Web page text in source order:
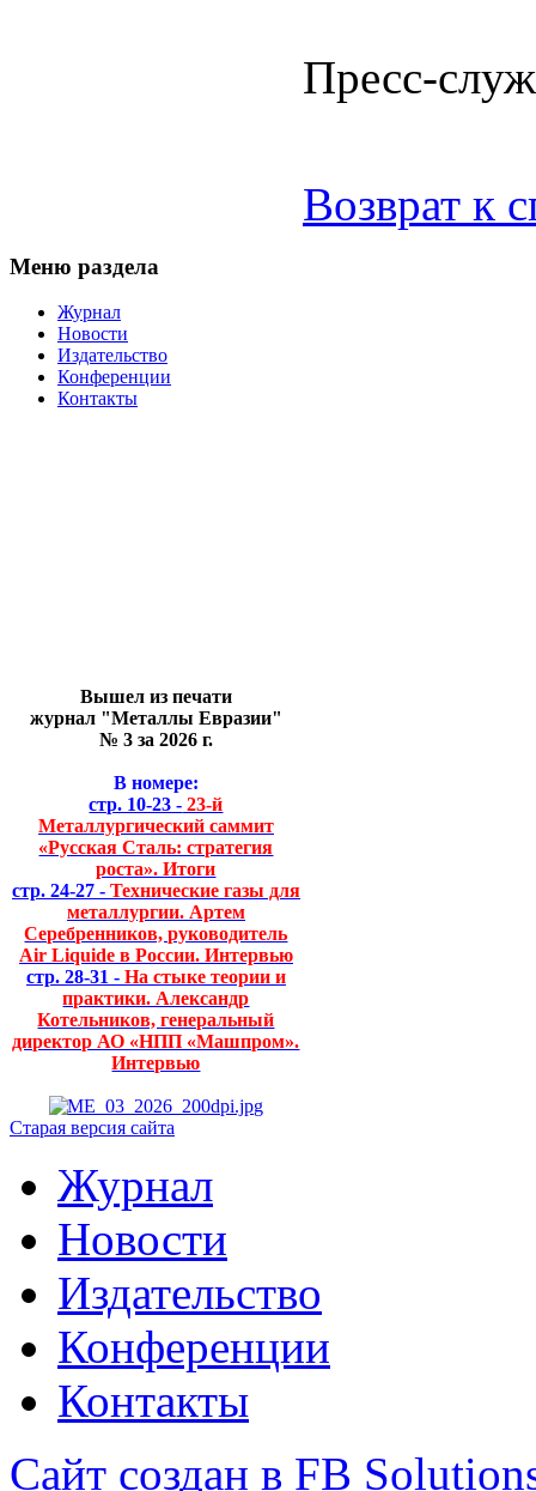
Пресс-
Возврат к
Меню раздела
Журнал
Новости
Издательство
Конференции
Контакты
Вышел из печати
журнал "Металлы Евразии"
№ 3 за 2026 г.
В номере:
стр. 10-23 - 23-й
Металлургический саммит
«Русская Сталь: стратегия
роста». Итоги
стр. 24-27 - Технические газы для
металлургии. Артем
Серебренников, руководитель
Air Liquide в России. Интервью
стр. 28-31 - На стыке теории и
практики. Александр
Котельников, генеральный
директор АО «НПП «Машпром».
Интервью
Старая версия сайта
Журнал
Новости
Издательство
Конференции
Контакты
Сайт создан в FB